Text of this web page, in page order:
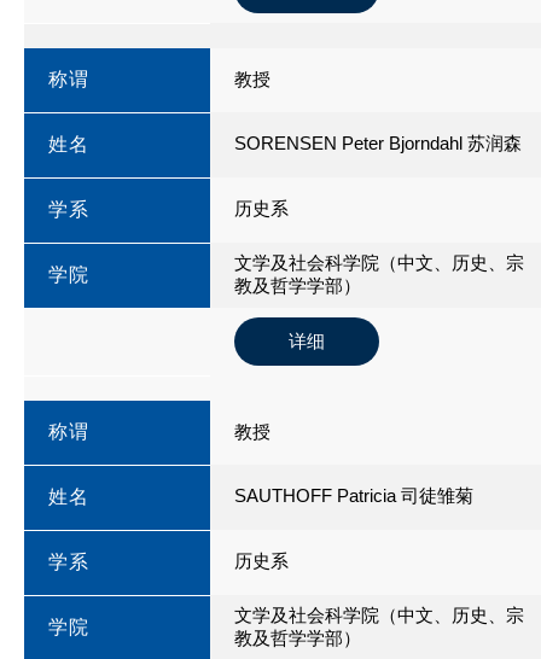
称谓 教授
姓名 SORENSEN Peter Bjorndahl 苏润森
学系 历史系
学院
文学及社会科学院（中文、历史、宗
教及哲学学部）
详细
称谓 教授
姓名 SAUTHOFF Patricia 司徒雏菊
学系 历史系
学院
文学及社会科学院（中文、历史、宗
教及哲学学部）